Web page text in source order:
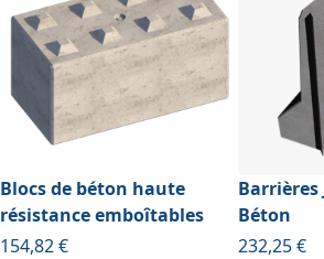
Blocs de béton haute
résistance emboîtables
À partir de
154,82 €
Barrières
Béton
232,25 €